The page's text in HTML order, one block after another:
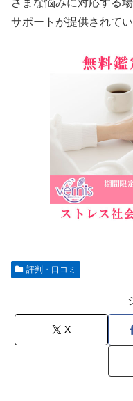
サポートが提供されてい
評判・口コミ
X